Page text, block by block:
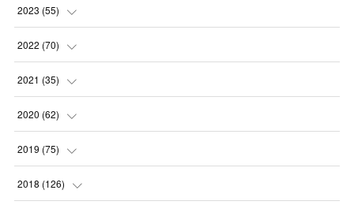
(1
(1
(2
(1
(1
(3
(2
2023 (55)
(2
(4
(3
(3
2022 (70)
(7
(11 )
(8
(1)
2021 (35)
(5
(7
(5)
2020 (62)
(6
(9)
2019 (75)
(1)
2018 (126)